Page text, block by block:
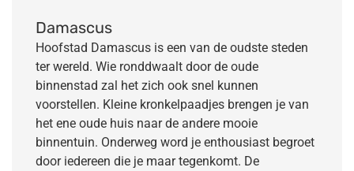
Damascus
Hoofstad Damascus is een van de oudste steden
ter wereld. Wie ronddwaalt door de oude
binnenstad zal het zich ook snel kunnen
voorstellen. Kleine kronkelpaadjes brengen je van
het ene oude huis naar de andere mooie
binnentuin. Onderweg word je enthousiast begroet
door iedereen die je maar tegenkomt. De